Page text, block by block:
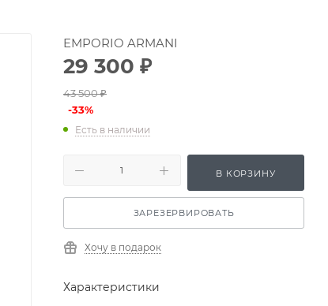
EMPORIO ARMANI
29 300 ₽
43 500₽
-33%
Есть в наличии
В КОРЗИНУ
ЗАРЕЗЕРВИРОВАТЬ
Хочу в подарок
Характеристики